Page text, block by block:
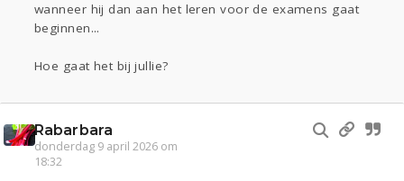
wanneer hij dan aan het leren voor de examens gaat
beginnen...
Hoe gaat het bij jullie?
Rabarbara
donderdag 9 april 2026 om
18:32